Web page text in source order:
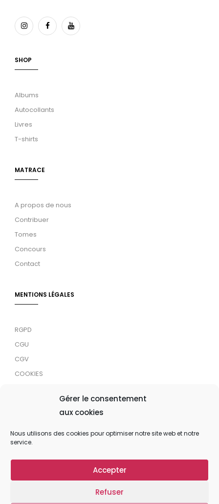
Gérer le consentement
aux cookies
Nous utilisons des cookies pour optimiser notre site web et notre
service.
Accepter
Refuser
SHOP
Albums
Autocollants
Livres
T-shirts
MATRACE
A propos de nous
Contribuer
Tomes
Concours
Contact
MENTIONS LÉGALES
RGPD
CGU
CGV
COOKIES